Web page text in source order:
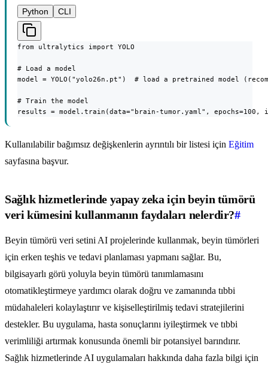
Python
CLI
from ultralytics import YOLO
# Load a model
model = YOLO("yolo26n.pt")  # load a pretrained model
# Train the model
results = model.train(data="brain-tumor.yaml", epochs=100,
Kullanılabilir bağımsız değişkenlerin ayrıntılı bir listesi için Eğitim
sayfasına başvur.
Sağlık hizmetlerinde yapay zeka için beyin tümörü
veri kümesini kullanmanın faydaları nelerdir?#
Beyin tümörü veri setini AI projelerinde kullanmak, beyin tümörleri
için erken teşhis ve tedavi planlaması yapmanı sağlar. Bu,
bilgisayarlı görü yoluyla beyin tümörü tanımlamasını
otomatikleştirmeye yardımcı olarak doğru ve zamanında tıbbi
müdahaleleri kolaylaştırır ve kişiselleştirilmiş tedavi stratejilerini
destekler. Bu uygulama, hasta sonuçlarını iyileştirmek ve tıbbi
verimliliği artırmak konusunda önemli bir potansiyel barındırır.
Sağlık hizmetlerinde AI uygulamaları hakkında daha fazla bilgi için